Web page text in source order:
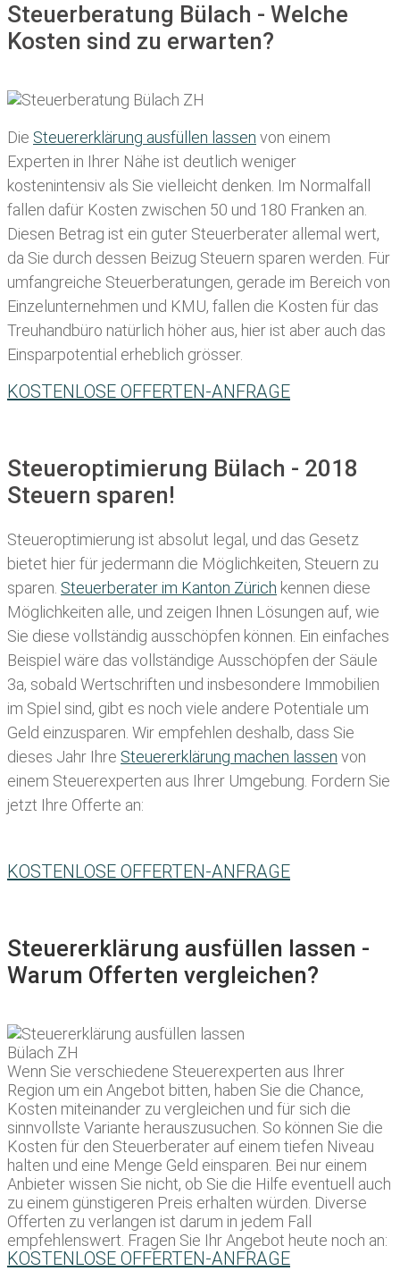
Steuerberatung Bülach - Welche
Kosten sind zu erwarten?
Die Steuererklärung ausfüllen lassen von einem
Experten in Ihrer Nähe ist deutlich weniger
kostenintensiv als Sie vielleicht denken. Im Normalfall
fallen dafür Kosten zwischen 50 und 180 Franken an.
Diesen Betrag ist ein guter Steuerberater allemal wert,
da Sie durch dessen Beizug Steuern sparen werden. Für
umfangreiche Steuerberatungen, gerade im Bereich von
Einzelunternehmen und KMU, fallen die Kosten für das
Treuhandbüro natürlich höher aus, hier ist aber auch das
Einsparpotential erheblich grösser.
KOSTENLOSE OFFERTEN-ANFRAGE
Steueroptimierung Bülach - 2018
Steuern sparen!
Steueroptimierung ist absolut legal, und das Gesetz
bietet hier für jedermann die Möglichkeiten, Steuern zu
sparen. Steuerberater im K anton Zürich kennen diese
Möglichkeiten alle, und zeigen Ihnen Lösungen auf, wie
Sie diese vollständig ausschöpfen können. Ein einfaches
Beispiel wäre das vollständige Ausschöpfen der Säule
3a, sobald Wertschriften und insbesondere Immobilien
im Spiel sind, gibt es noch viele andere Potentiale um
Geld einzusparen. Wir empfehlen deshalb, dass Sie
dieses Jahr Ihre Steuererklärung machen lassen von
einem Steuerexperten aus Ihrer Umgebung. Fordern Sie
jetzt Ihre Offerte an:
KOSTENLOSE OFFERTEN-ANFRAGE
Steuererklärung ausfüllen lassen -
Warum Offerten vergleichen?
Wenn Sie verschiedene Steuerexperten aus Ihrer
Region um ein Angebot bitten, haben Sie die Chance,
Kosten miteinander zu vergleichen und für sich die
sinnvollste Variante herauszusuchen. So können Sie die
Kosten für den Steuerberater auf einem tiefen Niveau
halten und eine Menge Geld einsparen. Bei nur einem
Anbieter wissen Sie nicht, ob Sie die Hilfe eventuell auch
zu einem günstigeren Preis erhalten würden. Diverse
Offerten zu verlangen ist darum in jedem Fall
empfehlenswert. Fragen Sie Ihr Angebot heute noch an:
KOSTENLOSE OFFERTEN-ANFRAGE